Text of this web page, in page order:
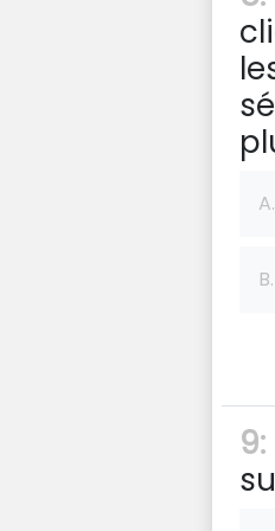
A.
B.
9: